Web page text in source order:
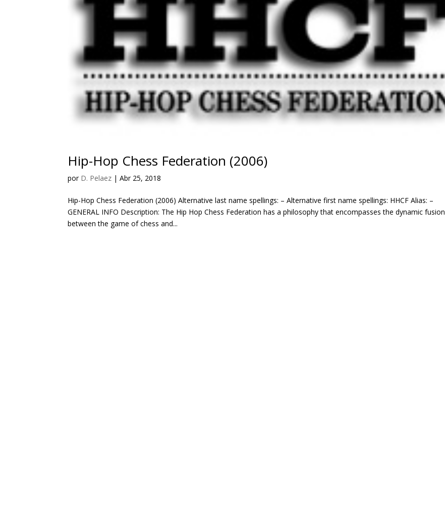
Hip-Hop Chess Federation (2006)
por D. Pelaez |Abr 25, 2018
Hip-Hop Chess Federation (2006) Alternative last name spellings: – Alternative first name spellings: HHCF Alias: –
GENERAL INFO Description: The Hip Hop Chess Federation has a philosophy that encompasses the dynamic fusion
between the game of chess and...